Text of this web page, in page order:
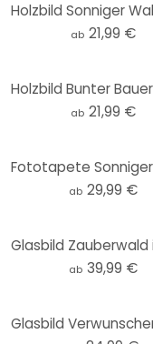
ab 21,99 €
ab 21,99 €
ab 29,99 €
ab 39,99 €